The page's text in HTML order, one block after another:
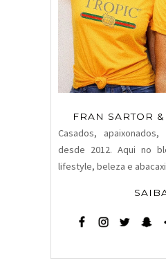
FRAN SARTOR
Casados,
desde 2012. Aqui no
lifestyle, beleza e